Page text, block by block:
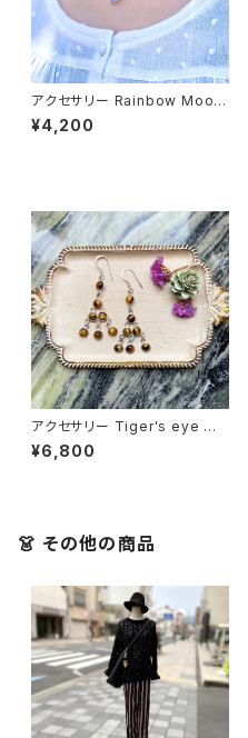
アクセサリー Rainbow Moon
stone ペンダントトップ
¥4,200
アクセサリー Tiger's eye ピ
アス
¥6,800
👗 その他の商品